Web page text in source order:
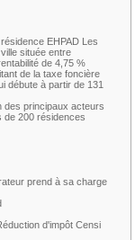
EHPAD Les
située entre
de 4,75 %
de la taxe foncière
débute à partir de 131
des principaux acteurs
de 200 résidences
prend à sa charge
d'impôt Censi